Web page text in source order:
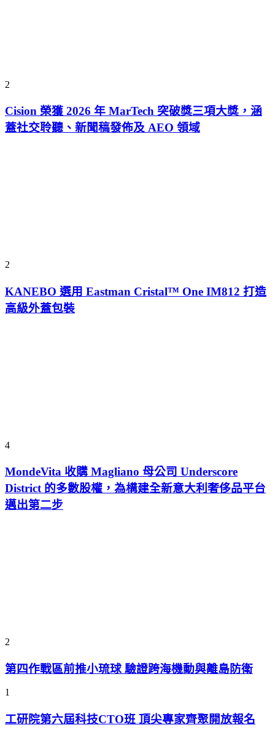
2
Cision 榮獲 2026 年 MarTech 突破獎三項大獎，涵
蓋社交聆聽、新聞稿發佈及 AEO 領域
2
KANEBO 選用 Eastman Cristal™ One IM812 打造
高級外蓋包裝
4
MondeVita 收購 Magliano 母公司 Underscore
District 的多數股權，為構建全新意大利奢侈品平台
邁出第二步
2
第四作戰區前推小琉球 驗證跨海機動與離島防衛
1
工研院第六屆科技CTO班 頂尖專家齊聚開放報名